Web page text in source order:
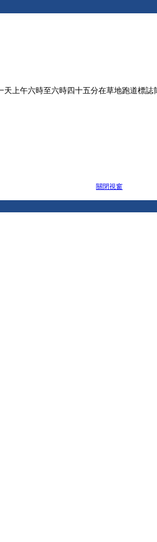
上午六時至六時四十五分在草地跑道標
關閉視窗